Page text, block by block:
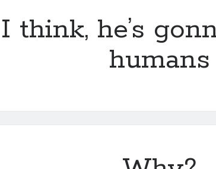
I think, he’s
humans